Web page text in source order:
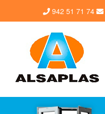
942 51 71 74